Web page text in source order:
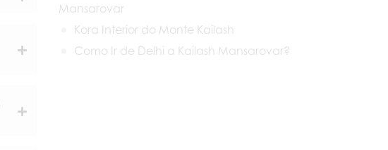
Mansarovar
Kora Interior do Monte Kailash
Como Ir de Delhi a Kailash Mansarovar?